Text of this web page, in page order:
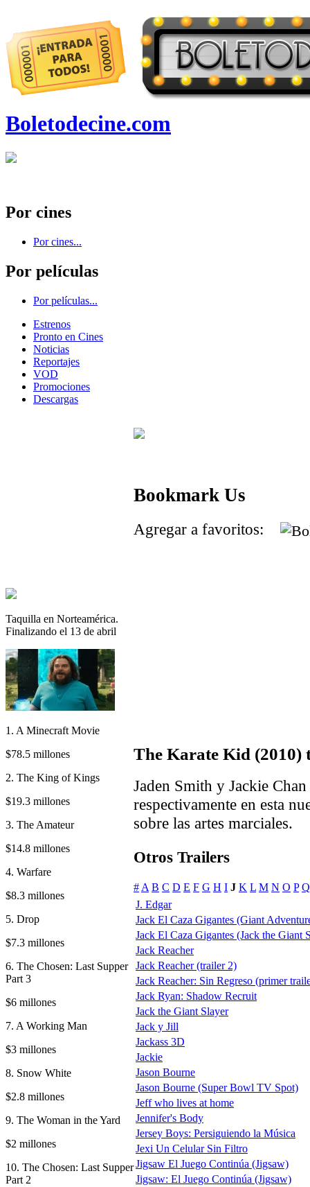
Boletodecine.com
Por cines
Por cines...
Por películas
Por películas...
Estrenos
Pronto en Cines
Noticias
Reportajes
VOD
Promociones
Descargas
Taquilla en Norteamérica.
Finalizando el 13 de abril
1. A Minecraft Movie
$78.5 millones
2. The King of Kings
$19.3 millones
3. The Amateur
$14.8 millones
4. Warfare
$8.3 millones
5. Drop
$7.3 millones
6. The Chosen: Last Supper
Part 3
$6 millones
7. A Working Man
$3 millones
8. Snow White
$2.8 millones
9. The Woman in the Yard
$2 millones
10. The Chosen: Last Supper
Part 2
Bookmark Us
Agregar a favoritos:
The Karate Kid (2010)
Jaden Smith y Jackie
respectivamente en esta
sobre las artes marciales.
Otros Trailers
# A B C D E F G H I J K L M N O P Q
J. Edgar
Jack El Caza Gigantes (Giant
Jack El Caza Gigantes (Jack the Giant
Jack Reacher
Jack Reacher (trailer 2)
Jack Reacher: Sin Regreso (primer
Jack Ryan: Shadow Recruit
Jack the Giant Slayer
Jack y Jill
Jackass 3D
Jackie
Jason Bourne
Jason Bourne (Super Bowl TV Spot)
Jeff who lives at home
Jennifer's Body
Jersey Boys: Persiguiendo la Música
Jexi Un Celular Sin Filtro
Jigsaw El Juego Continúa (Jigsaw)
Jigsaw: El Juego Continúa (Jigsaw)